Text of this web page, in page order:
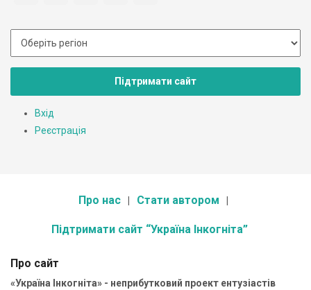
Підтримати сайт
Вхід
Реєстрація
Про нас Стати автором
Підтримати сайт “Україна Інкогніта”
Про сайт
«Україна Інкогніта» - неприбутковий проект ентузіастів